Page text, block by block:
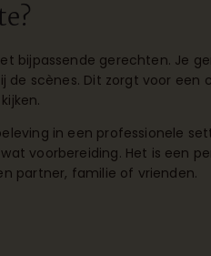
bijpassende gerechten. Je
de scènes. Dit zorgt voor een
in een professionele
voorbereiding. Het is een
partner, familie of vrienden.